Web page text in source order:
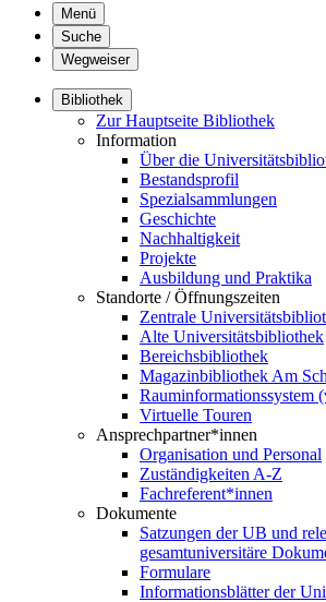
Menü
Suche
Wegweiser
Bibliothek
Zur Hauptseite Bibliothek
Information
Über die
Bestandsprofil
Spezialsammlungen
Geschichte
Nachhaltigkeit
Projekte
Ausbildung und Praktika
Standorte / Öffnungszeiten
Zentrale
Alte Universitätsbibliothek
Bereichsbibliothek
Magazinbibliothek Am
Rauminformationssystem
Virtuelle Touren
Ansprechpartner*innen
Organisation und Personal
Zuständigkeiten A-Z
Fachreferent*innen
Dokumente
Satzungen der UB und
gesamtuniversitäre
Formulare
Informationsblätter der